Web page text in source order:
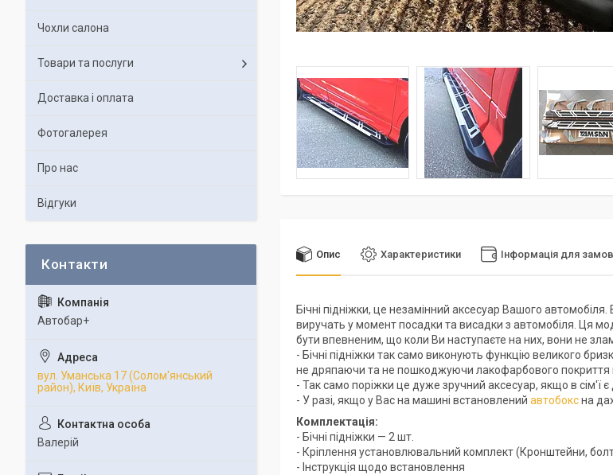
Опис Характеристики Інформація для
Бічні підніжки, це незамінний аксесуар Вашого
виручать у момент посадки та висадки з автомобіля. Ця
бути впевненим, що коли Ви наступаєте на них, вони не
- Бічні підніжки так само виконують функцію великого
не дряпаючи та не пошкоджуючи лакофарбового покриття
- Так само поріжки це дуже зручний аксесуар, якщо в сім'ї
- У разі, якщо у Вас на машині встановлений автобоксна
Комплектація:
- Бічні підніжки — 2 шт.
- Кріплення установлювальний комплект (Кронштейни,
- Інструкція щодо встановлення
Чохли салона
Товари та послуги
Доставка і оплата
Фотогалерея
Про нас
Відгуки
Автобар+
вул. Уманська 17 (Солом'янський
район), Київ, Україна
Валерій